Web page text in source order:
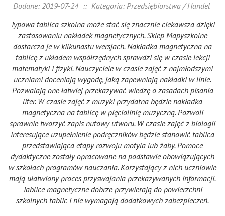
Dodane: 2019-07-24 :: Kategoria: Przedsiębiorstwa / Handel
Typowa tablica szkolna może stać się znacznie ciekawsza dzięki
zastosowaniu nakładek magnetycznych. Sklep Mapyszkolne
dostarcza je w kilkunastu wersjach. Nakładka magnetyczna na
tablicę z układem współrzędnych sprawdzi się w czasie lekcji
matematyki i fizyki. Nauczyciele w czasie zajęć z najmłodszymi
uczniami doceniają wygodę, jaką zapewniają nakładki w linie.
Pozwalają one łatwiej przekazywać wiedzę o zasadach pisania
liter. W czasie zajęć z muzyki przydatna będzie nakładka
magnetyczna na tablicę w pięciolinię muzyczną. Pozwoli
sprawnie tworzyć zapis nutowy utworu. W czasie zajęć z biologii
interesujące uzupełnienie podręczników będzie stanowić tablica
przedstawiająca etapy rozwoju motyla lub żaby. Pomoce
dydaktyczne zostały opracowane na podstawie obowiązujących
w szkołach programów nauczania. Korzystający z nich uczniowie
mają ułatwiony proces przyswajania przekazywanych informacji.
Tablice magnetyczne dobrze przywierają do powierzchni
szkolnych tablic i nie wymagają dodatkowych zabezpieczeń.